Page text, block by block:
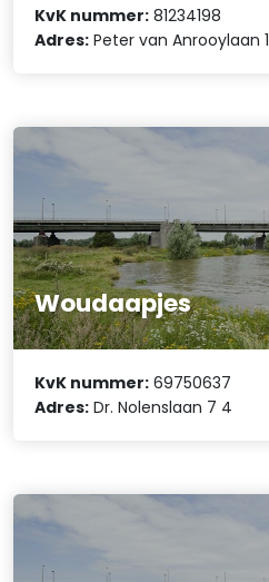
KvK nummer: 81234198
Adres: Peter van Anrooylaan 1
Woudaapjes
KvK nummer: 69750637
Adres: Dr. Nolenslaan 7 4